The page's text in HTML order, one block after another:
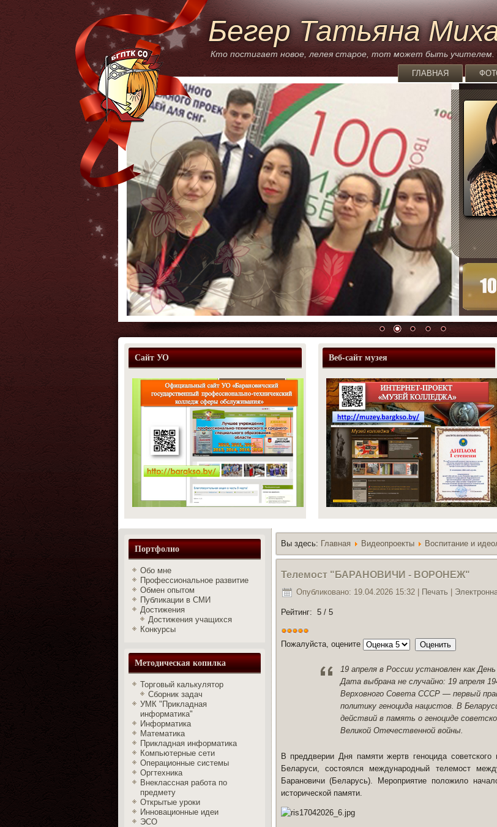
Бегер Татьяна
Кто постигает новое, лелея старое, тот может быть учителем.
ГЛАВНАЯ
Сайт УО Веб-сайт музея
Портфолио
Обо мне
Профессиональное развитие
Обмен опытом
Публикации в СМИ
Достижения
Достижения учащихся
Конкурсы
Методическая копилка
Торговый калькулятор
Сборник задач
УМК "Прикладная
информатика"
Информатика
Математика
Прикладная информатика
Компьютерные сети
Операционные системы
Оргтехника
Внеклассная работа по
предмету
Открытые уроки
Инновационные идеи
ЭСО
Вы здесь: Главная Видеопроекты Воспитание и
Телемост "БАРАНОВИЧИ - ВОРОНЕЖ"
Опубликовано: 19.04.2026 15:32| Печать
Рейтинг: 5/ 5
Пожалуйста, оцените
19 апреля в России установлен как
Дата выбрана не случайно: 19 апреля
Верховного Совета СССР — первый
политику геноцида нацистов. В
действий в память о геноциде
Великой Отечественной войны.
В преддверии Дня памяти жертв геноцида
Беларуси, состоялся международный телемост
Барановичи (Беларусь). Мероприятие положило
исторической памяти.